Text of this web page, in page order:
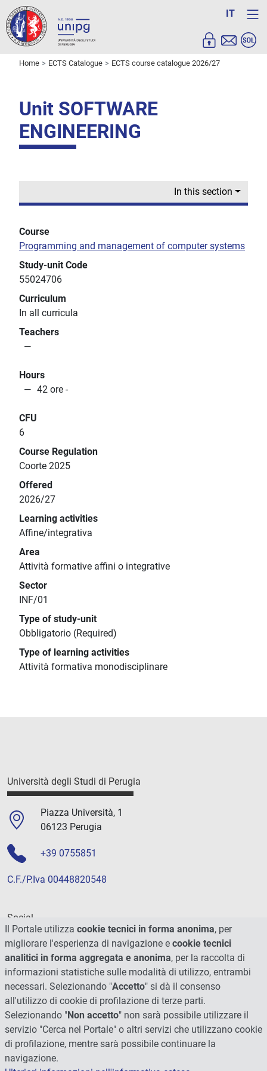
IT
Home ECTS Catalogue ECTS course catalogue 2026/27
Unit SOFTWARE
ENGINEERING
In this section
Course
Programming and management of computer systems
Study-unit Code
55024706
Curriculum
In all curricula
Teachers
Hours
42 ore -
CFU
6
Course Regulation
Coorte 2025
Offered
2026/27
Learning activities
Affine/integrativa
Area
Attività formative affini o integrative
Sector
INF/01
Type of study-unit
Obbligatorio (Required)
Type of learning activities
Attività formativa monodisciplinare
Università degli Studi di Perugia
Piazza Università, 1
06123 Perugia
+39 0755851
C.F./P.Iva 00448820548
Social
Il Portale utilizza cookie tecnici in forma anonima, per
migliorare l'esperienza di navigazione e cookie tecnici
analitici in forma aggregata e anonima, per la raccolta di
informazioni statistiche sulle modalità di utilizzo, entrambi
necessari. Selezionando "Accetto" si dà il consenso
all'utilizzo di cookie di profilazione di terze parti.
Selezionando "Non accetto" non sarà possibile utilizzare il
servizio "Cerca nel Portale" o altri servizi che utilizzano cookie
di profilazione, mentre sarà possibile continuare la
navigazione.